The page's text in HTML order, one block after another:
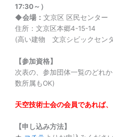
17:30～）
◆会場： 文京区 区民センタ
住所：文京区本郷4-15-14
(高い建物 文京シビックセン
【参加資格】
次表の、参加団体一覧のどれ
数所属もOK)
天空技術士会の会員であれば
【申し込み方法】